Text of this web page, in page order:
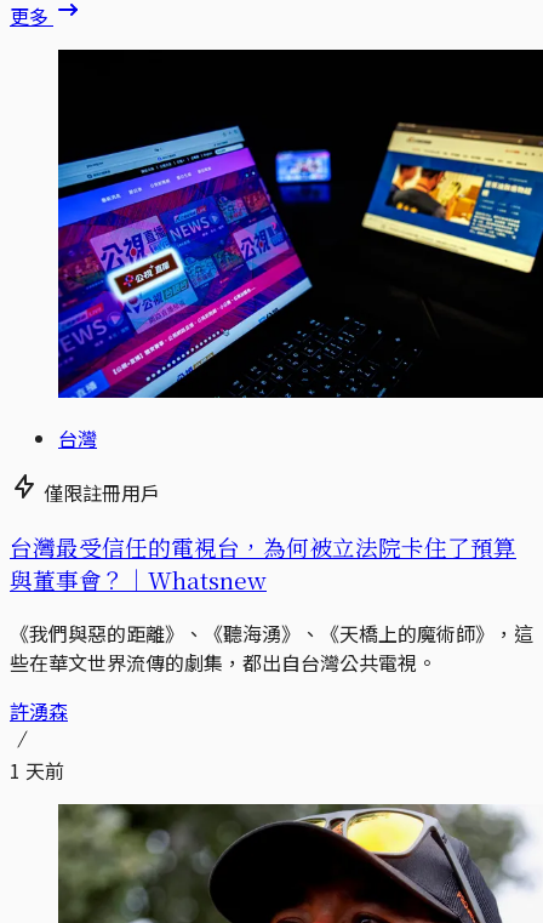
更多
台灣
僅限註冊用戶
台灣最受信任的電視台，為何被立法院卡住了預算
與董事會？｜Whatsnew
《我們與惡的距離》、《聽海湧》、《天橋上的魔術師》，這
些在華文世界流傳的劇集，都出自台灣公共電視。
許湧森
1 天前